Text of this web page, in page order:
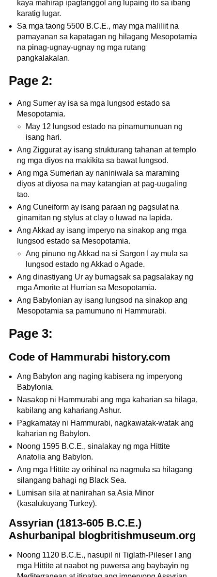
kaya mahirap ipagtanggol ang lupaing ito sa ibang
karatig lugar.
Sa mga taong 5500 B.C.E., may mga maliliit na
pamayanan sa kapatagan ng hilagang Mesopotamia
na pinag-ugnay-ugnay ng mga rutang
pangkalakalan.
Page 2:
Ang Sumer ay isa sa mga lungsod estado sa
Mesopotamia.
May 12 lungsod estado na pinamumunuan ng
isang hari.
Ang Ziggurat ay isang strukturang tahanan at templo
ng mga diyos na makikita sa bawat lungsod.
Ang mga Sumerian ay naniniwala sa maraming
diyos at diyosa na may katangian at pag-uugaling
tao.
Ang Cuneiform ay isang paraan ng pagsulat na
ginamitan ng stylus at clay o luwad na lapida.
Ang Akkad ay isang imperyo na sinakop ang mga
lungsod estado sa Mesopotamia.
Ang pinuno ng Akkad na si Sargon I ay mula sa
lungsod estado ng Akkad o Agade.
Ang dinastiyang Ur ay bumagsak sa pagsalakay ng
mga Amorite at Hurrian sa Mesopotamia.
Ang Babylonian ay isang lungsod na sinakop ang
Mesopotamia sa pamumuno ni Hammurabi.
Page 3:
Code of Hammurabi history.com
Ang Babylon ang naging kabisera ng imperyong
Babylonia.
Nasakop ni Hammurabi ang mga kaharian sa hilaga,
kabilang ang kahariang Ashur.
Pagkamatay ni Hammurabi, nagkawatak-watak ang
kaharian ng Babylon.
Noong 1595 B.C.E., sinalakay ng mga Hittite
Anatolia ang Babylon.
Ang mga Hittite ay orihinal na nagmula sa hilagang
silangang bahagi ng Black Sea.
Lumisan sila at nanirahan sa Asia Minor
(kasalukuyang Turkey).
Assyrian (1813-605 B.C.E.)
Ashurbanipal blogbritishmuseum.org
Noong 1120 B.C.E., nasupil ni Tiglath-Pileser I ang
mga Hittite at naabot ng puwersa ang baybayin ng